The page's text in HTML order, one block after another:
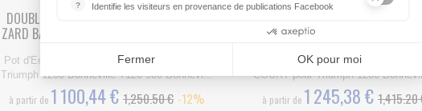
DOUBLE SILENCIEUX POT D'ECHAPPEMENT
ZARD BAS TRIUMPH 1200 BONNEVILLE T1...
Pot d'Echappement Zard passage BAS pour
Triumph 1200 Bonneville T120 900 Bonnevi...
à partir de 1 100,44 € 1,250.50 € -12%
LIGNE POT D'ECHAPPEMENT
COURT TRIUMPH 1200
Ligne pot d'Echappement Zard
COURT pour Triumph 1200
à partir de 1 245,38 € 1,415.20
? Identifie les visiteurs en provenance de publications Facebook
Parce que vous ne venez pas tous les jours sur notre site, ce petit
Fermer OK pour moi